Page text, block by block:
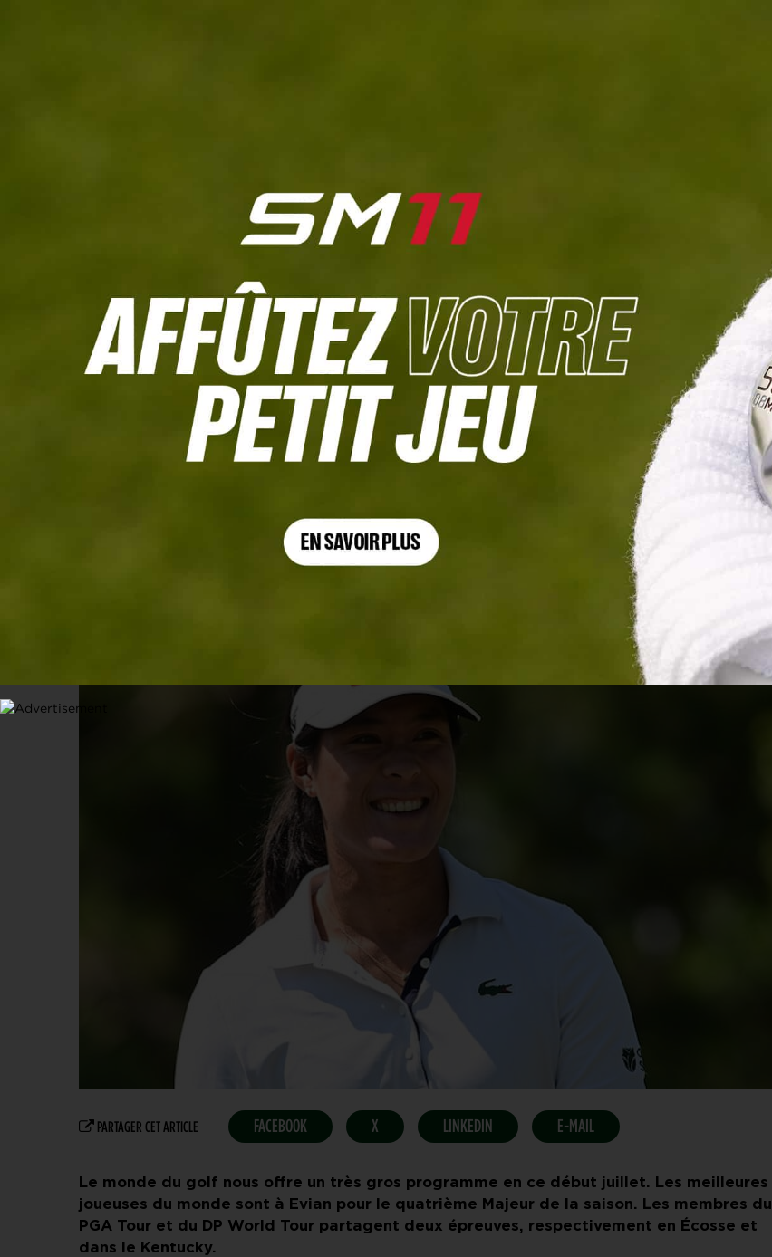
Cinq Françaises à l’Amundi Evian Championship et deux épreuves communes
PGA Tour-DP World Tour au programme de la semaine
PARTAGER CET ARTICLE FACEBOOK X LINKEDIN E-MAIL
Le monde du golf nous offre un très gros programme en ce début juillet. Les meilleures
joueuses du monde sont à Evian pour le quatrième Majeur de la saison. Les membres du
PGA Tour et du DP World Tour partagent deux épreuves, respectivement en Écosse et
dans le Kentucky.